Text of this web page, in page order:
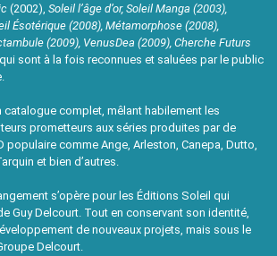
(2002), Soleil l’âge d’or, Soleil Manga (2003),
Ésotérique (2008), Métamorphose (2008),
(2009), VenusDea (2009), Cherche Futurs
qui sont à la fois reconnues et saluées par le public
catalogue complet, mêlant habilement les
prometteurs aux séries produites par de
populaire comme Ange, Arleston, Canepa, Dutto,
et bien d’autres.
s’opère pour les Éditions Soleil qui
Guy Delcourt. Tout en conservant son identité,
de nouveaux projets, mais sous le
Delcourt.